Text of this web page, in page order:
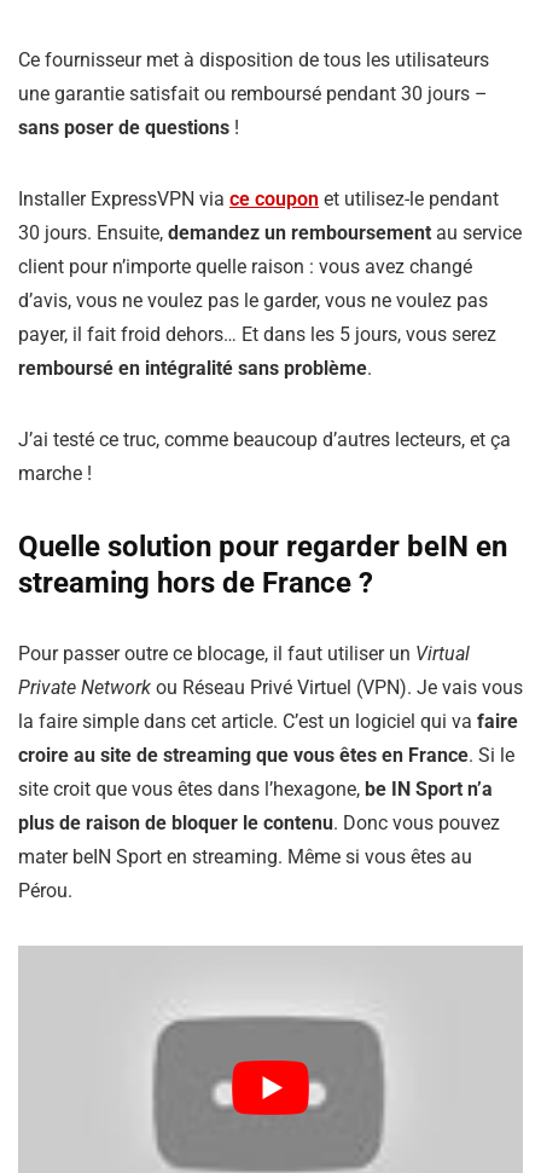
Ce fournisseur met à disposition de tous les utilisateurs
une garantie satisfait ou remboursé pendant 30 jours –
sans poser de questions !
Installer ExpressVPN via ce coupon et utilisez-le pendant
30 jours. Ensuite, demandez un remboursement au service
client pour n’importe quelle raison : vous avez changé
d’avis, vous ne voulez pas le garder, vous ne voulez pas
payer, il fait froid dehors… Et dans les 5 jours, vous serez
remboursé en intégralité sans problème.
J’ai testé ce truc, comme beaucoup d’autres lecteurs, et ça
marche !
Quelle solution pour regarder beIN en
streaming hors de France ?
Pour passer outre ce blocage, il faut utiliser un Virtual
Private Network ou Réseau Privé Virtuel (VPN). Je vais vous
la faire simple dans cet article. C’est un logiciel qui va faire
croire au site de streaming que vous êtes en France. Si le
site croit que vous êtes dans l’hexagone, be IN Sport n’a
plus de raison de bloquer le contenu. Donc vous pouvez
mater beIN Sport en streaming. Même si vous êtes au
Pérou.